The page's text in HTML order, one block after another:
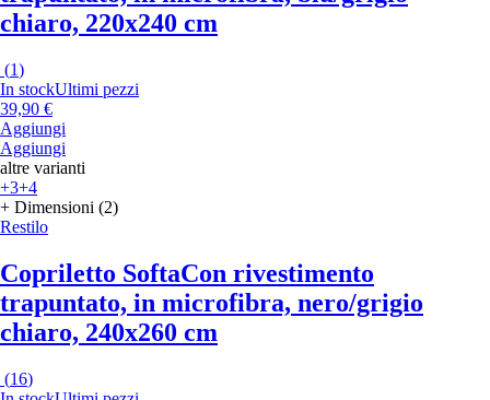
chiaro, 220x240 cm
(1)
In stockUltimi pezzi
39,90 €
Aggiungi
Aggiungi
altre varianti
+3+4
+ Dimensioni (2)
Restilo
Copriletto SoftaCon rivestimento
trapuntato, in microfibra, nero/grigio
chiaro, 240x260 cm
(16)